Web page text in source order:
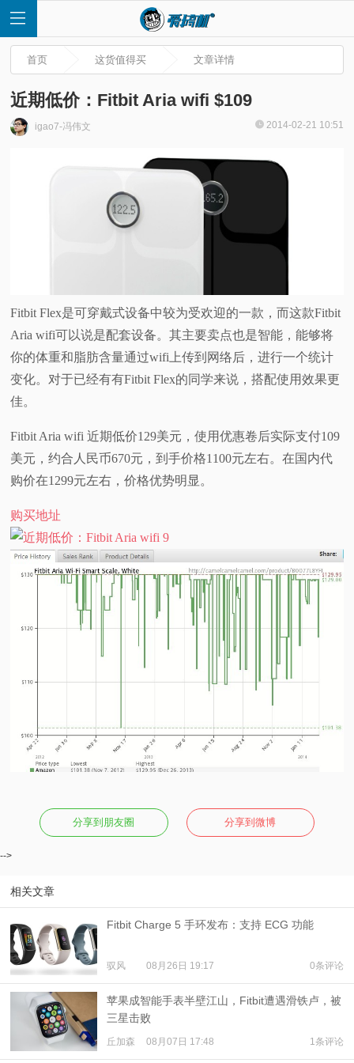
测
视
科
体
验
首页 这货值得买 文章详情
近期低价：Fitbit Aria wifi $109
igao7-冯伟文 2014-02-21 10:51
Fitbit Flex是可穿戴式设备中较为受欢迎的一款，而这款Fitbit
Aria wifi可以说是配套设备。其主要卖点也是智能，能够将
你的体重和脂肪含量通过wifi上传到网络后，进行一个统计
变化。对于已经有有Fitbit Flex的同学来说，搭配使用效果更
佳。
Fitbit Aria wifi 近期低价129美元，使用优惠卷后实际支付109
美元，约合人民币670元，到手价格1100元左右。在国内代
购价在1299元左右，价格优势明显。
购买地址
分享到朋友圈 分享到微博
-->
相关文章
Fitbit Charge 5 手环发布：支持 ECG 功能
驭风 08月26日 19:17 0条评论
苹果成智能手表半壁江山，Fitbit遭遇滑铁卢，被
三星击败
丘加森 08月07日 17:48 1条评论